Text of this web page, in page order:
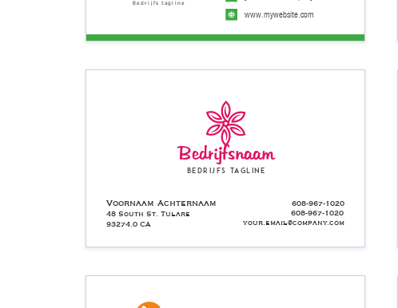
www.mywebsite.com
Bedrijfs tagline
608-967-1020
your.email@company.com
48 South St. Tulare
93274.0 CA
608-967-1020
Voornaam Achternaam
Bedrijfsnaam
Bedrijfs tagline